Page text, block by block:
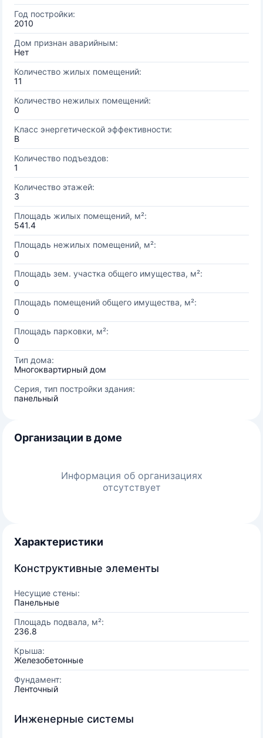
Год постройки:
2010
Дом признан аварийным:
Нет
Количество жилых помещений:
11
Количество нежилых помещений:
0
Класс энергетической эффективности:
B
Количество подъездов:
1
Количество этажей:
3
Площадь жилых помещений, м²:
541.4
Площадь нежилых помещений, м²:
0
Площадь зем. участка общего имущества, м²:
0
Площадь помещений общего имущества, м²:
0
Площадь парковки, м²:
0
Тип дома:
Многоквартирный дом
Серия, тип постройки здания:
панельный
Организации в доме
Информация об организациях
отсутствует
Характеристики
Конструктивные элементы
Несущие стены:
Панельные
Площадь подвала, м²:
236.8
Крыша:
Железобетонные
Фундамент:
Ленточный
Инженерные системы